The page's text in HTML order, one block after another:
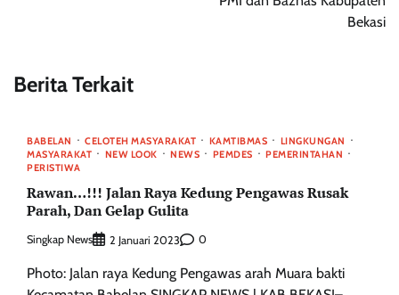
Bekasi
Berita Terkait
BABELAN CELOTEH MASYARAKAT KAMTIBMAS
LINGKUNGAN
MASYARAKAT
NEW LOOK NEWS PEMDES
PEMERINTAHAN
PERISTIWA
Rawan…!!! Jalan Raya Kedung Pengawas Rusak
Parah, Dan Gelap Gulita
Singkap News 2 Januari 2023 0
Photo: Jalan raya Kedung Pengawas arah Muara bakti